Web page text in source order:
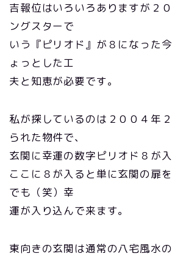
吉報位はいろいろありますが２
ングスターで
いう『ピリオド』が８になった
ょっとした工
夫と知恵が必要です。
私が探しているのは２００４年
られた物件で、
玄関に幸運の数字ピリオド８が入
ここに８が入ると単に玄関の扉
でも（笑）幸
運が入り込んで来ます。
東向きの玄関は通常の八宅風水